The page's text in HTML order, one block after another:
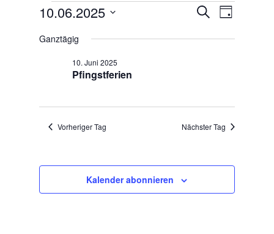
Termine
für
Juni
2025
Termine
Such-
SucheTag
10.06.2025
wählen.
Ganztägig
Pfingstferien
10. Juni 2025
Vorheriger Tag Nächster Tag
Kalender abonnieren